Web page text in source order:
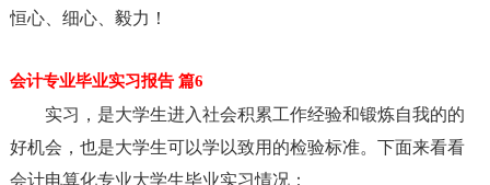
恒心、细心、毅力！
会计专业毕业实习报告 篇6
实习，是大学生进入社会积累工作经验和锻炼自我的的
好机会，也是大学生可以学以致用的检验标准。下面来看看
会计电算化专业大学生毕业实习情况：